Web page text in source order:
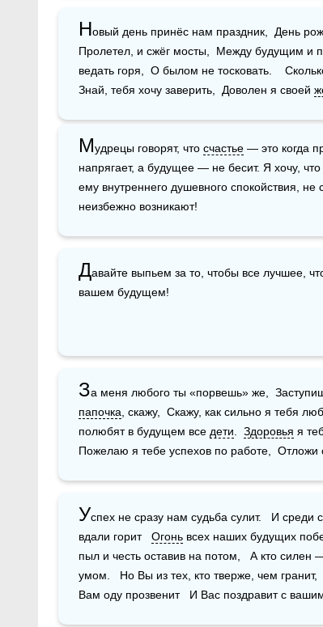
Новый день принёс нам праздник,  День
Пролетел, и сжёг мосты,  Между будущим и
ведать горя,  О былом не тосковать.
Знай, тебя хочу заверить,  Доволен я своей
Мудрецы говорят, что счастье — это когда
напрягает, а будущее — не бесит. Я хочу,
ему внутреннего душевного спокойствия,
неизбежно возникают!
Давайте выпьем за то, чтобы все лучшее,
вашем будущем!
З
папочка , скажу,  Скажу, как сильно я тебя
полюбят в будущем все дети Здоровья я
Пожелаю я тебе успехов по работе,  Отложи
Успех не сразу нам судьба сулит.   И среди
вдали горит Огонь всех наших будущих
пыл и честь оставив на потом,   А кто
умом.   Но Вы из тех, кто тверже, чем
Вам оду прозвенит   И Вас поздравит с